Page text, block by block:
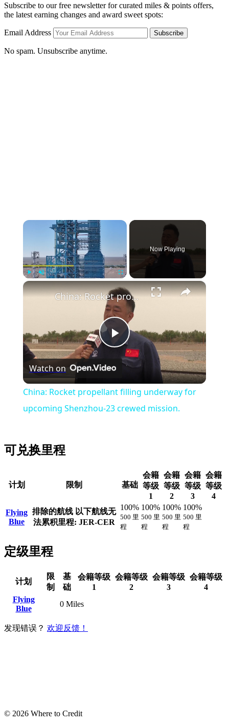
Subscribe to our free newsletter for curated miles & points offers,
the latest earning changes and award sweet spots:
Email Address Subscribe
No spam. Unsubscribe anytime.
Play Fullscreen
Now Playing
Play
Video
China: Rocket propellant filling underway for upcoming Shenzhou-23 crewed mission.
Watch on
China: Rocket propellant filling underway for
upcoming Shenzhou-23 crewed mission.
可兑换里程
计划 限制 基础
会籍
等级
1
会籍
等级
2
会籍
等级
3
会籍
等级
4
Flying
Blue
排除的航线 以下航线无
法累积里程: JER-CER
100%
500 里
程
100%
500 里
程
100%
500 里
程
100%
500 里
程
定级里程
计划
限
制
基
础
会籍等级
1
会籍等级
2
会籍等级
3
会籍等级
4
Flying
Blue
0 Miles
发现错误？ 欢迎反馈！
© 2026 Where to Credit